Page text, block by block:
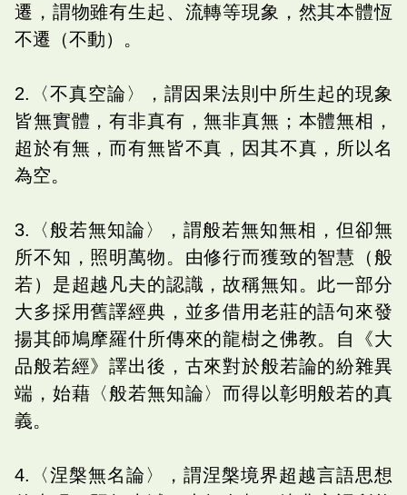
遷，謂物雖有生起、流轉等現象，然其本體恆
不遷（不動）。
2.〈不真空論〉，謂因果法則中所生起的現象
皆無實體，有非真有，無非真無；本體無相，
超於有無，而有無皆不真，因其不真，所以名
為空。
3.〈般若無知論〉，謂般若無知無相，但卻無
所不知，照明萬物。由修行而獲致的智慧（般
若）是超越凡夫的認識，故稱無知。此一部分
大多採用舊譯經典，並多借用老莊的語句來發
揚其師鳩摩羅什所傳來的龍樹之佛教。自《大
品般若經》譯出後，古來對於般若論的紛雜異
端，始藉〈般若無知論〉而得以彰明般若的真
義。
4.〈涅槃無名論〉，謂涅槃境界超越言語思想